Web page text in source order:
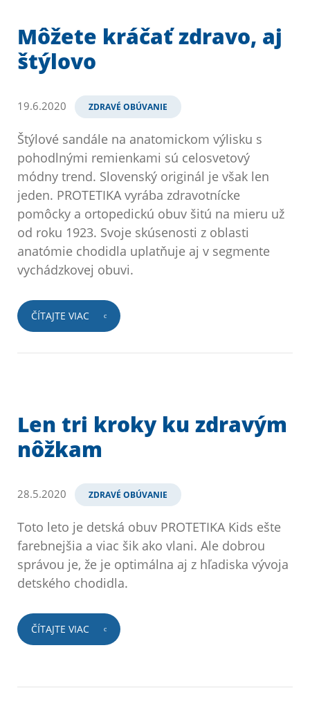
Môžete kráčať zdravo, aj
štýlovo
19.6.2020 ZDRAVÉ OBÚVANIE
Štýlové sandále na anatomickom výlisku s
pohodlnými remienkami sú celosvetový
módny trend. Slovenský originál je však len
jeden. PROTETIKA vyrába zdravotnícke
pomôcky a ortopedickú obuv šitú na mieru už
od roku 1923. Svoje skúsenosti z oblasti
anatómie chodidla uplatňuje aj v segmente
vychádzkovej obuvi.
ČÍTAJTE VIAC
Len tri kroky ku zdravým
nôžkam
28.5.2020 ZDRAVÉ OBÚVANIE
Toto leto je detská obuv PROTETIKA Kids ešte
farebnejšia a viac šik ako vlani. Ale dobrou
správou je, že je optimálna aj z hľadiska vývoja
detského chodidla.
ČÍTAJTE VIAC